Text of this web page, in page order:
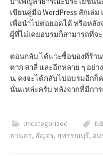
เขียนคู่มือ WordPress สักเล่
เพื่อนำไปต่อยอดได้ หรือหลั
ผู้ที่ไม่เคยอบรมก็สามารถที่จ
ตอนกลับ ได้แวะซื้อของที่ร้า
ตาก สาลี่ และอีกหลาย ๆ อย่า
น. คงจะได้กลับไปอบรมอีก
นั่นแหล่ะครับ หลังจากที่มีกา
Uncategorized
ลานคา, สัญจร, สุพรรณบุรี, อบ